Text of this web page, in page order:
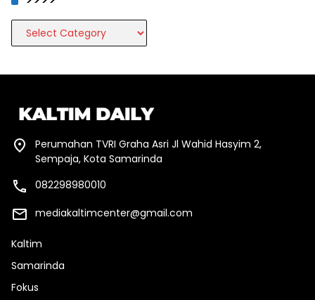
>>>>
Perumahan TVRI Graha Asri Jl Wahid Hasyim 2,
Sempaja, Kota Samarinda
082298980010
mediakaltimcenter@gmail.com
Kaltim
Samarinda
Fokus